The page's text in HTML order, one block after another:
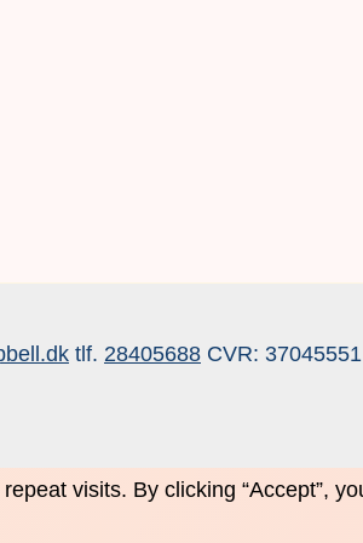
tlf. 28405688 CVR: 37045551
visits. By clicking “Accept”,